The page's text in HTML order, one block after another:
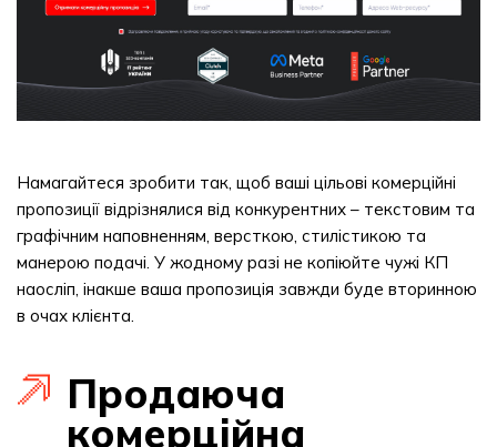
Намагайтеся зробити так, щоб ваші цільові комерційні
пропозиції відрізнялися від конкурентних – текстовим та
графічним наповненням, версткою, стилістикою та
манерою подачі. У жодному разі не копіюйте чужі КП
наосліп, інакше ваша пропозиція завжди буде вторинною
в очах клієнта.
Продаюча
комерційна